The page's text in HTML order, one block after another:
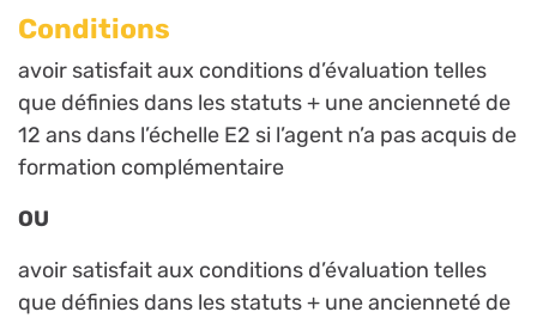
Conditions
avoir satisfait aux conditions d’évaluation telles
que définies dans les statuts + une ancienneté de
12 ans dans l’échelle E2 si l’agent n’a pas acquis de
formation complémentaire
OU
avoir satisfait aux conditions d’évaluation telles
que définies dans les statuts + une ancienneté de